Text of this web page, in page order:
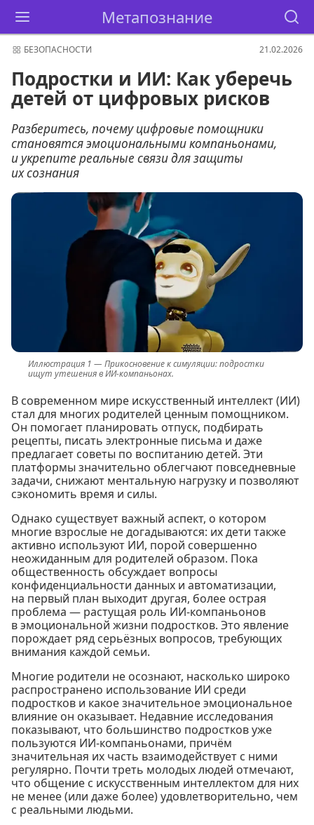
Метапознание
БЕЗОПАСНОСТИ 21.02.2026
Подростки и ИИ: Как уберечь
детей от цифровых рисков
Разберитесь, почему цифровые помощники
становятся эмоциональными компаньонами,
и укрепите реальные связи для защиты
их сознания
Прикосновение к симуляции: подростки
ищут утешения в ИИ-компаньонах.
В современном мире искусственный интеллект (ИИ)
стал для многих родителей ценным помощником.
Он помогает планировать отпуск, подбирать
рецепты, писать электронные письма и даже
предлагает советы по воспитанию детей. Эти
платформы значительно облегчают повседневные
задачи, снижают ментальную нагрузку и позволяют
сэкономить время и силы.
Однако существует важный аспект, о котором
многие взрослые не догадываются: их дети также
активно используют ИИ, порой совершенно
неожиданным для родителей образом. Пока
общественность обсуждает вопросы
конфиденциальности данных и автоматизации,
на первый план выходит другая, более острая
проблема — растущая роль ИИ-компаньонов
в эмоциональной жизни подростков. Это явление
порождает ряд серьёзных вопросов, требующих
внимания каждой семьи.
Многие родители не осознают, насколько широко
распространено использование ИИ среди
подростков и какое значительное эмоциональное
влияние он оказывает. Недавние исследования
показывают, что большинство подростков уже
пользуются ИИ-компаньонами, причём
значительная их часть взаимодействует с ними
регулярно. Почти треть молодых людей отмечают,
что общение с искусственным интеллектом для них
не менее (или даже более) удовлетворительно, чем
с реальными людьми.